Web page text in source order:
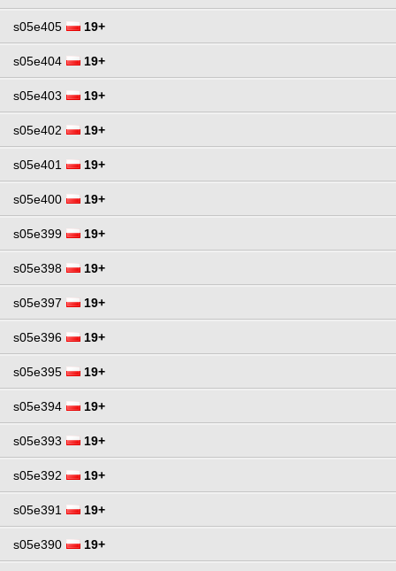
s05e405 19+
s05e404 19+
s05e403 19+
s05e402 19+
s05e401 19+
s05e400 19+
s05e399 19+
s05e398 19+
s05e397 19+
s05e396 19+
s05e395 19+
s05e394 19+
s05e393 19+
s05e392 19+
s05e391 19+
s05e390 19+